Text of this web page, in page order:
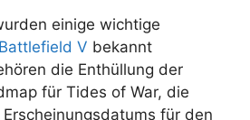
einige wichtige
Battlefield V bekannt
die Enthüllung der
für Tides of War, die
für den